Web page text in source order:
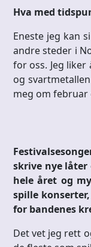
Hva med
Eneste jeg kan
andre steder i
for oss. Jeg
og
meg om februar
skrive nye låter
hele året og
spille
for bandenes
Det vet jeg rett